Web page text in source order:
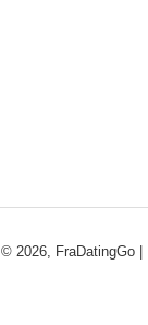
© 2026, FraDatingGo |